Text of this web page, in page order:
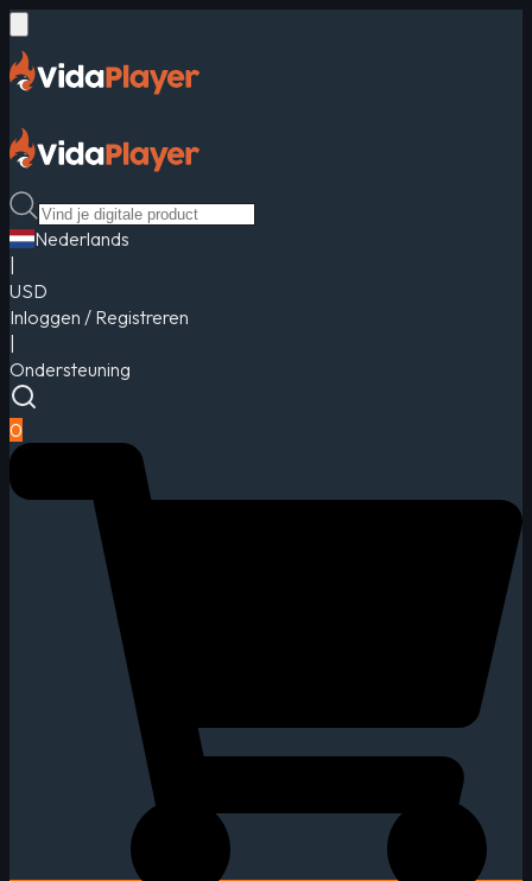
Nederlands
USD
Inloggen / Registreren
Ondersteuning
0